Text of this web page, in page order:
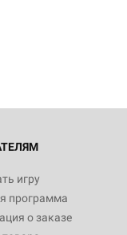
игру
программа
о заказе